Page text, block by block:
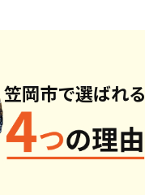
笠岡市で選ばれる